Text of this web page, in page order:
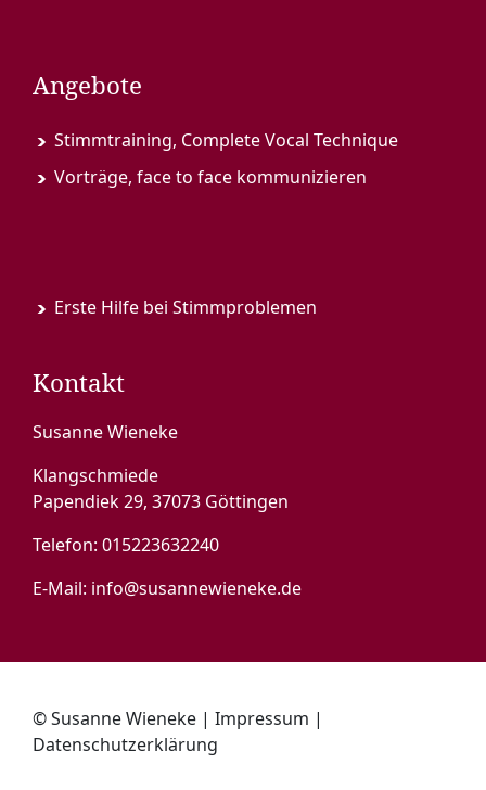
Angebote
Stimmtraining, Complete Vocal Technique
Vorträge, face to face kommunizieren
Erste Hilfe bei Stimmproblemen
Kontakt
Susanne Wieneke
Klangschmiede
Papendiek 29, 37073 Göttingen
Telefon: 015223632240
E-Mail: info@susannewieneke.de
© Susanne Wieneke | Impressum |
Datenschutzerklärung